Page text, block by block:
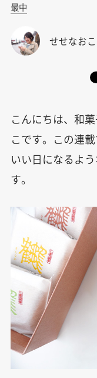
最中
せせなおこ
こんにちは、和
こです。この連
いい日になるよ
す。